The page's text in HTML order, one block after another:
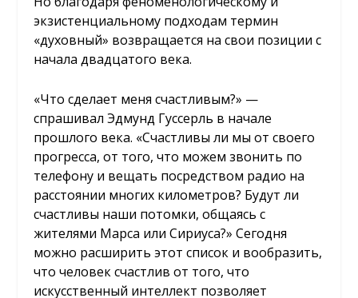
экзистенциальному подходам термин
«духовный» возвращается на свои позиции с
начала двадцатого века.
«Что сделает меня счастливым?» —
спрашивал Эдмунд Гуссерль в начале
прошлого века. «Счастливы ли мы от своего
прогресса, от того, что можем звонить по
телефону и вещать посредством радио на
расстоянии многих километров? Будут ли
счастливы наши потомки, общаясь с
жителями Марса или Сириуса?» Сегодня
можно расширить этот список и вообразить,
что человек счастлив от того, что
искусственный интеллект позволяет